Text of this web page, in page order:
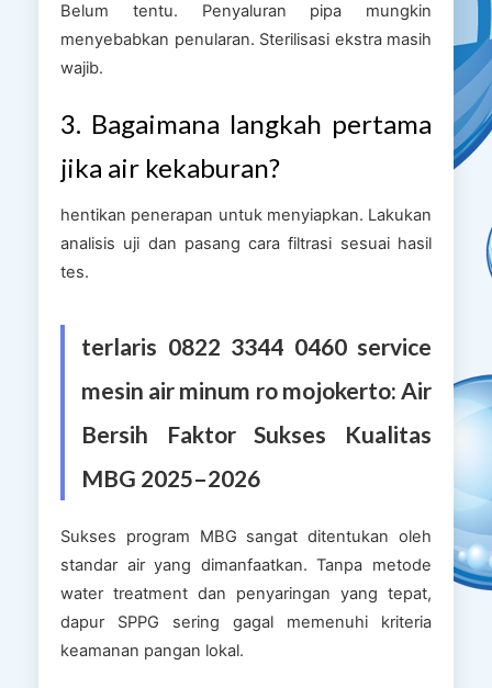
Belum tentu. Penyaluran pipa mungkin
menyebabkan penularan. Sterilisasi ekstra masih
wajib.
3. Bagaimana langkah pertama
jika air kekaburan?
hentikan penerapan untuk menyiapkan. Lakukan
analisis uji dan pasang cara filtrasi sesuai hasil
tes.
terlaris 0822 3344 0460 service
mesin air minum ro mojokerto: Air
Bersih Faktor Sukses Kualitas
MBG 2025–2026
Sukses program MBG sangat ditentukan oleh
standar air yang dimanfaatkan. Tanpa metode
water treatment dan penyaringan yang tepat,
dapur SPPG sering gagal memenuhi kriteria
keamanan pangan lokal.